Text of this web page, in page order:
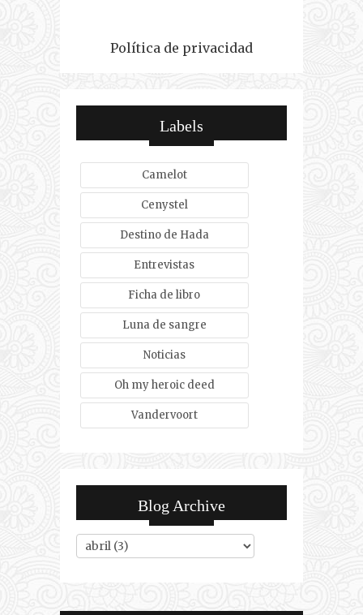
Política de privacidad
Labels
Camelot
Cenystel
Destino de Hada
Entrevistas
Ficha de libro
Luna de sangre
Noticias
Oh my heroic deed
Vandervoort
Blog Archive